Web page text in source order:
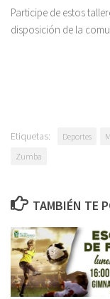
Participe de estos
disposición de la
Etiquetas: Deportes
Zumba
TAMBIÉN TE